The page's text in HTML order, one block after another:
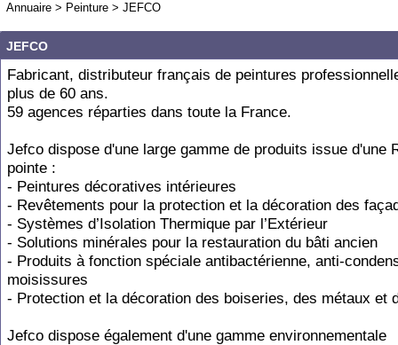
Annuaire > Peinture > JEFCO
JEFCO
Fabricant, distributeur français de peintures
plus de 60 ans.
59 agences réparties dans toute la France.
Jefco dispose d'une large gamme de produits issue d'une
pointe :
- Peintures décoratives intérieures
- Revêtements pour la protection et la décoration des
- Systèmes d’Isolation Thermique par l’Extérieur
- Solutions minérales pour la restauration du bâti ancien
- Produits à fonction spéciale antibactérienne, anti-
moisissures
- Protection et la décoration des boiseries, des métaux et
Jefco dispose également d'une gamme environnementale